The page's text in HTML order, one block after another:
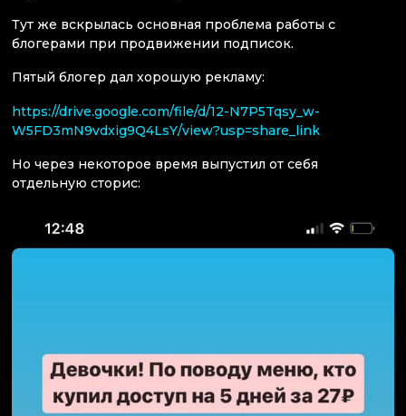
Тут же вскрылась основная проблема работы с
блогерами при продвижении подписок.
Пятый блогер дал хорошую рекламу:
https://drive.google.com/file/d/12-N7P5Tqsy_w-
W5FD3mN9vdxig9Q4LsY/view?usp=share_link
Но через некоторое время выпустил от себя
отдельную сторис: